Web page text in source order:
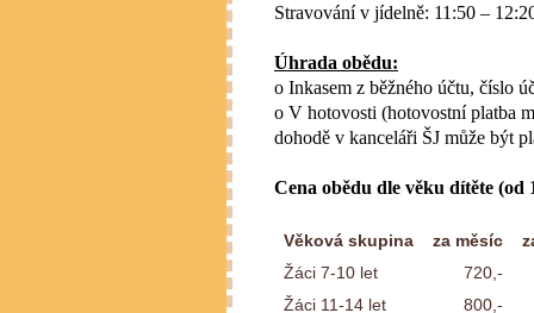
Stravování v jídelně: 11:50 –
Úhrada obědu:
o Inkasem z běžného účtu, číslo
o V hotovosti (hotovostní platba
dohodě v kanceláři ŠJ může být
Cena obědu dle věku dítěte (od
Věková skupina za měsíc
Žáci 7-10 let
720,-
Žáci 11-14 let
800,-